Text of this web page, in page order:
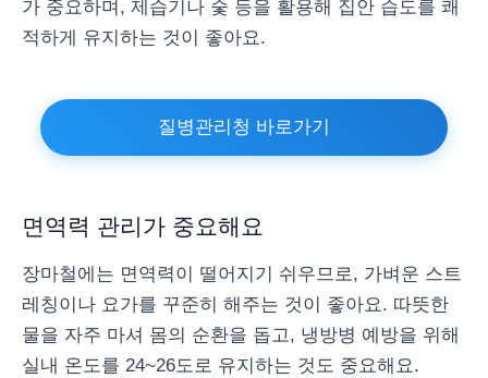
가 중요하며, 제습기나 숯 등을 활용해 집안 습도를 쾌
적하게 유지하는 것이 좋아요.
질병관리청 바로가기
면역력 관리가 중요해요
장마철에는 면역력이 떨어지기 쉬우므로, 가벼운 스트
레칭이나 요가를 꾸준히 해주는 것이 좋아요. 따뜻한
물을 자주 마셔 몸의 순환을 돕고, 냉방병 예방을 위해
실내 온도를 24~26도로 유지하는 것도 중요해요.